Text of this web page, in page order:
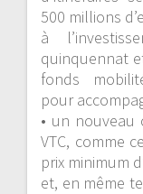
500 millions
à
quinquennat
fonds
pour
• un nouveau
VTC, comme
prix minimum
et, en même